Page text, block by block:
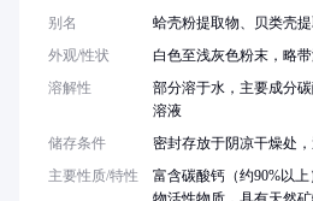
别名
蛤壳粉提取物、贝类壳
外观/性状
白色至浅灰色粉末，略
溶解性
部分溶于水，主要成分
溶液
储存条件
密封存放于阴凉干燥处
主要性质/特性
富含碳酸钙（约90%以